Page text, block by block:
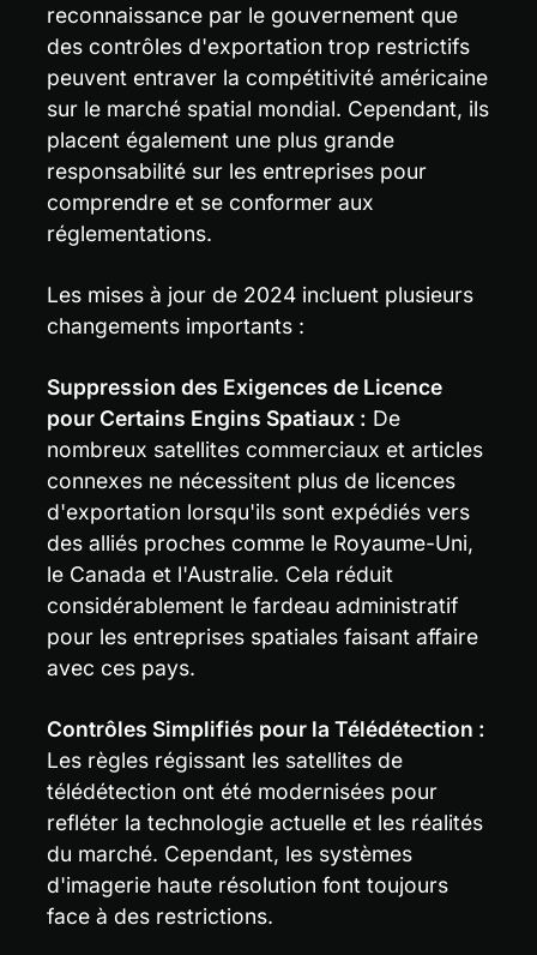
reconnaissance par le gouvernement que
des contrôles d'exportation trop restrictifs
peuvent entraver la compétitivité américaine
sur le marché spatial mondial. Cependant, ils
placent également une plus grande
responsabilité sur les entreprises pour
comprendre et se conformer aux
réglementations.
Les mises à jour de 2024 incluent plusieurs
changements importants :
Suppression des Exigences de Licence
pour Certains Engins Spatiaux : De
nombreux satellites commerciaux et articles
connexes ne nécessitent plus de licences
d'exportation lorsqu'ils sont expédiés vers
des alliés proches comme le Royaume-Uni,
le Canada et l'Australie. Cela réduit
considérablement le fardeau administratif
pour les entreprises spatiales faisant affaire
avec ces pays.
Contrôles Simplifiés pour la Télédétection :
Les règles régissant les satellites de
télédétection ont été modernisées pour
refléter la technologie actuelle et les réalités
du marché. Cependant, les systèmes
d'imagerie haute résolution font toujours
face à des restrictions.